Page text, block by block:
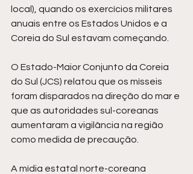
local), quando os exercícios militares
anuais entre os Estados Unidos e a
Coreia do Sul estavam começando.
O Estado-Maior Conjunto da Coreia
do Sul (JCS) relatou que os mísseis
foram disparados na direção do mar e
que as autoridades sul-coreanas
aumentaram a vigilância na região
como medida de precaução.
A mídia estatal norte-coreana